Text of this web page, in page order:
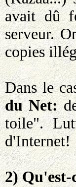
avait dû
serveur.
copies
Dans le
du Net:
toile".
d'Internet!
2)